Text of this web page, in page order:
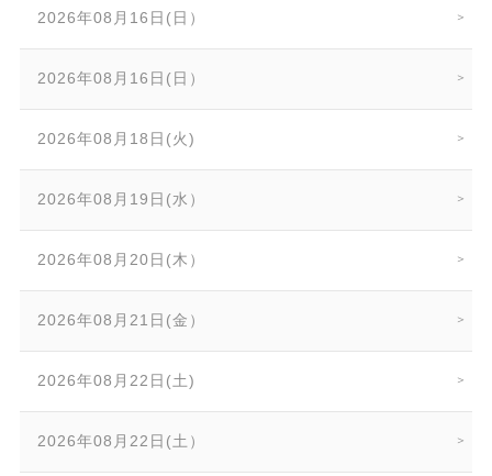
2026年08月16日(日）
2026年08月16日(日）
2026年08月18日(火)
2026年08月19日(水）
2026年08月20日(木）
2026年08月21日(金）
2026年08月22日(土)
2026年08月22日(土）